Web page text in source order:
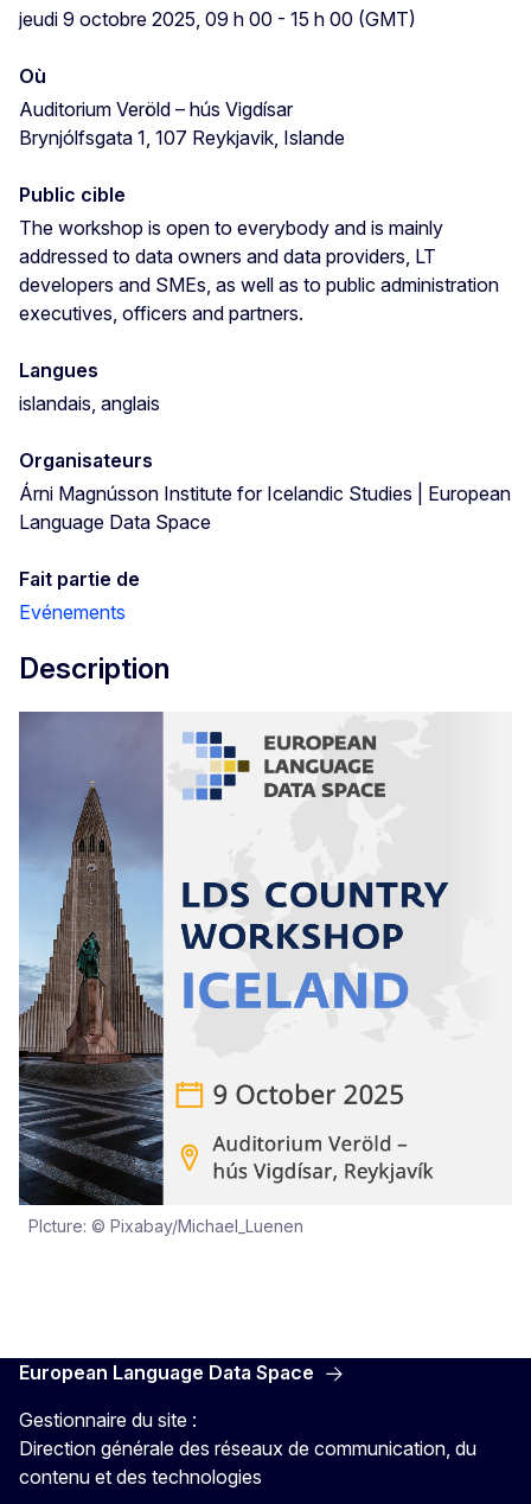
jeudi 9 octobre 2025, 09 h 00 - 15 h 00 (GMT)
Où
Auditorium Veröld – hús Vigdísar
Brynjólfsgata 1, 107 Reykjavik, Islande
Public cible
The workshop is open to everybody and is mainly
addressed to data owners and data providers, LT
developers and SMEs, as well as to public administration
executives, officers and partners.
Langues
islandais, anglais
Organisateurs
Árni Magnússon Institute for Icelandic Studies | European
Language Data Space
Fait partie de
Evénements
Description
PIcture: © Pixabay/Michael_Luenen
European Language Data Space
Gestionnaire du site :
Direction générale des réseaux de communication, du
contenu et des technologies